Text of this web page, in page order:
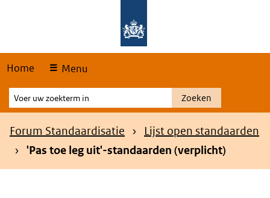
Home Menu
Voer
uw
zoekterm
Zoeken
Kruimelpad
Forum Standaardisatie
Lijst open standaarden
'Pas toe leg uit'-standaarden (verplicht)